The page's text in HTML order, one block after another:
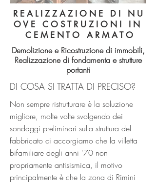
R E A L I Z Z A Z I O N E D I N U
O V E C O S T R U Z I O N I I N
C E M E N T O A R M A T O
Demolizione e Ricostruzione di immobili,
Realizzazione di fondamenta e strutture
portanti
DI COSA SI TRATTA DI PRECISO?
Non sempre ristrutturare è la soluzione
migliore, molte volte svolgendo dei
sondaggi preliminari sulla struttura del
fabbricato ci accorgiamo che la villetta
bifamiliare degli anni '70 non
propriamente antisismica, il motivo
principalmente è che la zona di Rimini